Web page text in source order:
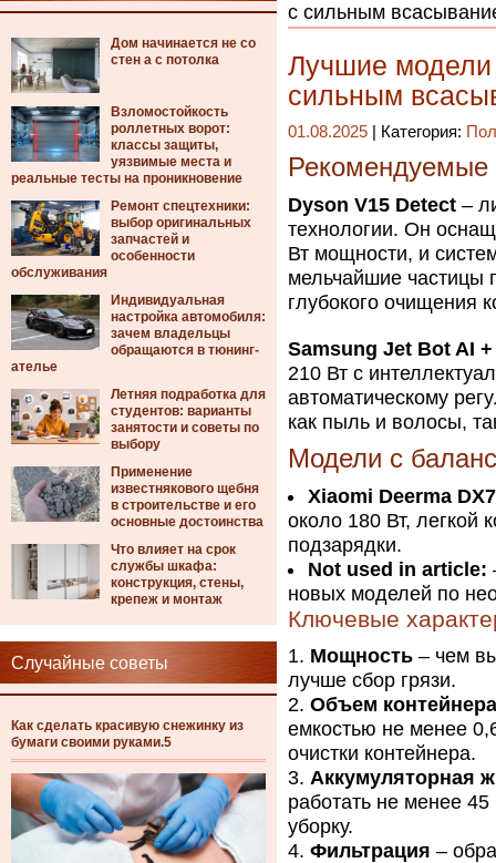
Дом начинается не со
стен а с потолка
Взломостойкость
роллетных ворот:
классы защиты,
уязвимые места и
реальные тесты на проникновение
Ремонт спецтехники:
выбор оригинальных
запчастей и
особенности
обслуживания
Индивидуальная
настройка автомобиля:
зачем владельцы
обращаются в тюнинг-
ателье
Летняя подработка для
студентов: варианты
занятости и советы по
выбору
Применение
известнякового щебня
в строительстве и его
основные достоинства
Что влияет на срок
службы шкафа:
конструкция, стены,
крепеж и монтаж
Случайные советы
Как сделать красивую снежинку из
бумаги своими руками.5
с сильным
Лучшие модели
сильным
01.08.2025 | Категория:
Dyson V15 Detect –
технологии. Он
Вт мощности, и
мельчайшие частицы
глубокого очищения
Samsung Jet Bot AI +
210 Вт с
автоматическому
как пыль и волосы,
Модели с
Xiaomi Deerma
около 180 Вт, легкой
подзарядки.
Not used in article:
новых моделей по
Ключевые
Мощность – чем
лучше сбор грязи.
Объем контейнера
емкостью не менее
очистки контейнера.
Аккумуляторная
работать не менее
уборку.
Фильтрация –